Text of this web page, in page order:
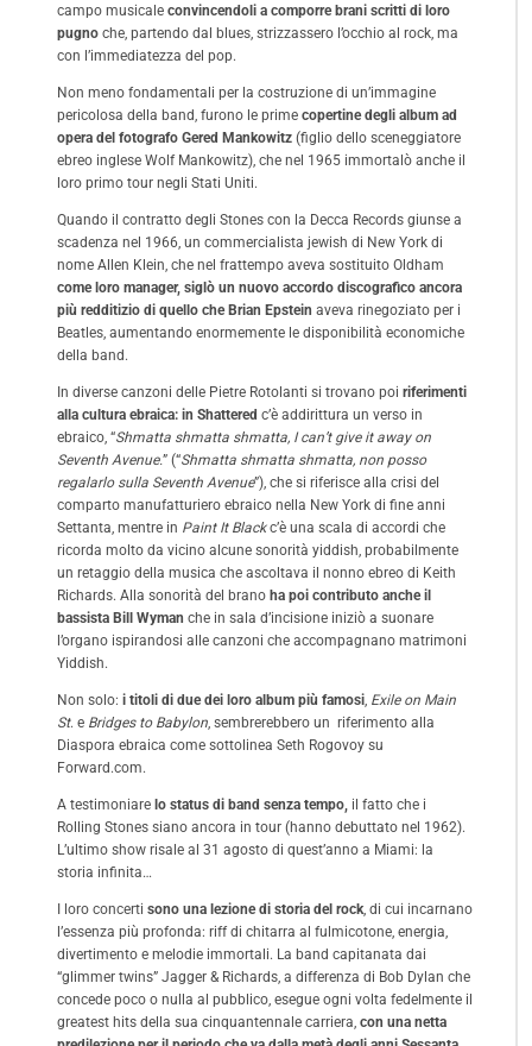
campo musicale convincendoli a comporre brani scritti di loro
pugno che, partendo dal blues, strizzassero l’occhio al rock, ma
con l’immediatezza del pop.
Non meno fondamentali per la costruzione di un’immagine
pericolosa della band, furono le prime copertine degli album ad
opera del fotografo Gered Mankowitz (figlio dello sceneggiatore
ebreo inglese Wolf Mankowitz), che nel 1965 immortalò anche il
loro primo tour negli Stati Uniti.
Quando il contratto degli Stones con la Decca Records giunse a
scadenza nel 1966, un commercialista jewish di New York di
nome Allen Klein, che nel frattempo aveva sostituito Oldham
come loro manager, siglò un nuovo accordo discografico ancora
più redditizio di quello che Brian Epstein aveva rinegoziato per i
Beatles, aumentando enormemente le disponibilità economiche
della band.
In diverse canzoni delle Pietre Rotolanti si trovano poi riferimenti
alla cultura ebraica: in Shattered c’è addirittura un verso in
ebraico, “Shmatta shmatta shmatta, I can’t give it away on
Seventh Avenue.” (“Shmatta shmatta shmatta, non posso
regalarlo sulla Seventh Avenue”), che si riferisce alla crisi del
comparto manufatturiero ebraico nella New York di fine anni
Settanta, mentre in Paint It Blackc’è una scala di accordi che
ricorda molto da vicino alcune sonorità yiddish, probabilmente
un retaggio della musica che ascoltava il nonno ebreo di Keith
Richards. Alla sonorità del brano ha poi contributo anche il
bassista Bill Wyman che in sala d’incisione iniziò a suonare
l’organo ispirandosi alle canzoni che accompagnano matrimoni
Yiddish.
Non solo: i titoli di due dei loro album più famosi Exile on Main
St. e Bridges to Babylon , sembrerebbero un riferimento alla
Diaspora ebraica come sottolinea Seth Rogovoy su
Forward.com.
A testimoniare lo status di band senza tempo, il fatto che i
Rolling Stones siano ancora in tour (hanno debuttato nel 1962).
L’ultimo show risale al 31 agosto di quest’anno a Miami: la
storia infinita…
I loro concerti sono una lezione di storia del rock , di cui incarnano
l’essenza più profonda: riff di chitarra al fulmicotone, energia,
divertimento e melodie immortali. La band capitanata dai
“glimmer twins” Jagger & Richards, a differenza di Bob Dylan che
concede poco o nulla al pubblico, esegue ogni volta fedelmente il
greatest hits della sua cinquantennale carriera, con una netta